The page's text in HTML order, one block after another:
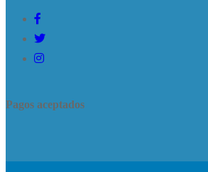
Pagos aceptados